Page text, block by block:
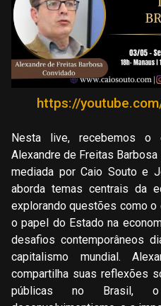
https://
Nesta live, recebemos o
Alexandre de Freitas
mediada por Caio Souto e
aborda temas centrais da
explorando questões como
o papel do Estado na
desafios contemporâneos
capitalismo mundial.
compartilha suas reflexões
públicas no Brasil,